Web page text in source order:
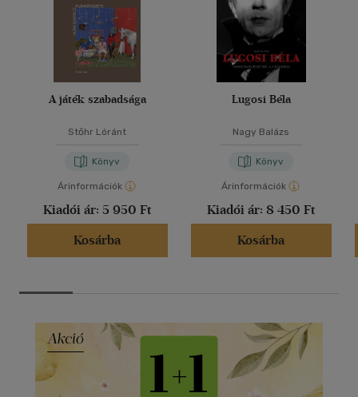
A játék szabadsága
Stőhr Lóránt
Könyv
Árinformációk
Kiadói ár: 5 950 Ft
Kosárba
Lugosi Béla
Nagy Balázs
Könyv
Árinformációk
Kiadói ár: 8 450 Ft
Kosárba